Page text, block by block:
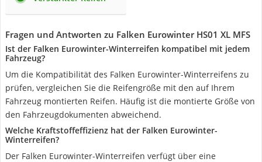
Fragen und Antworten zu Falken Eurowinter HS01 XL MFS
Ist der Falken Eurowinter-Winterreifen kompatibel mit jedem
Fahrzeug?
Um die Kompatibilität des Falken Eurowinter-Winterreifens zu
prüfen, vergleichen Sie die Reifengröße mit den auf Ihrem
Fahrzeug montierten Reifen. Häufig ist die montierte Größe von
den Fahrzeugdokumenten abweichend.
Welche Kraftstoffeffizienz hat der Falken Eurowinter-
Winterreifen?
Der Falken Eurowinter-Winterreifen verfügt über eine